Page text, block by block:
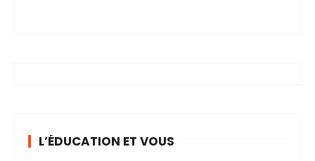
L’ÉDUCATION ET VOUS